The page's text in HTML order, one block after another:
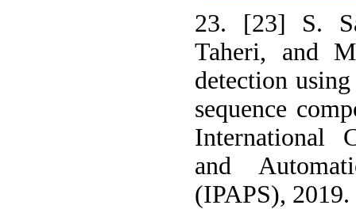
23. [23] S.
Taheri, and
detection
sequence
International
and
(IPAPS), 2019.